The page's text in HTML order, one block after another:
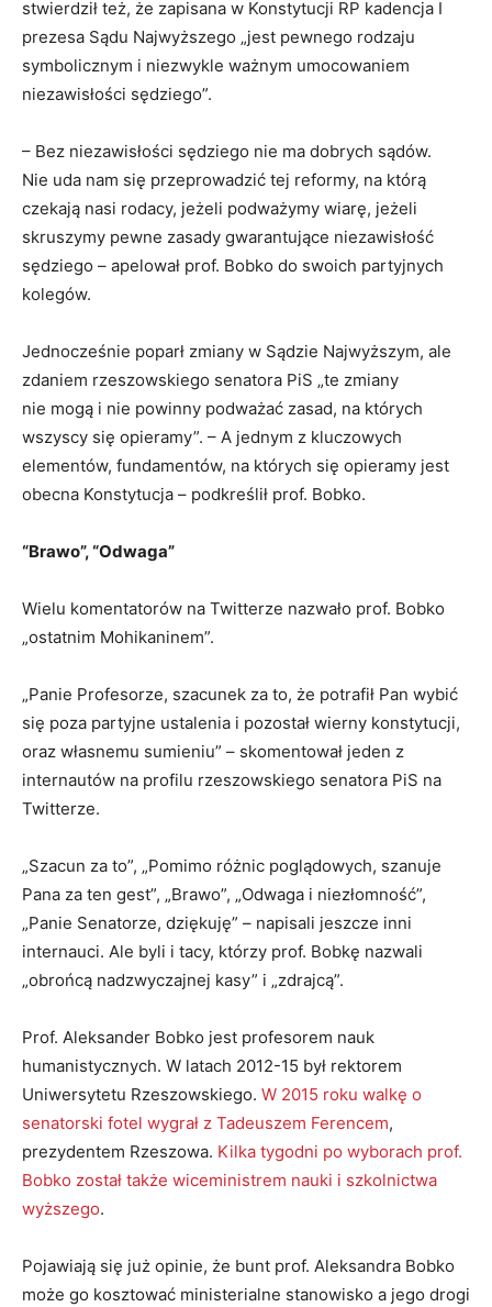
stwierdził też, że zapisana w Konstytucji RP kadencja I
prezesa Sądu Najwyższego „jest pewnego rodzaju
symbolicznym i niezwykle ważnym umocowaniem
niezawisłości sędziego”.
– Bez niezawisłości sędziego nie ma dobrych sądów.
Nie uda nam się przeprowadzić tej reformy, na którą
czekają nasi rodacy, jeżeli podważymy wiarę, jeżeli
skruszymy pewne zasady gwarantujące niezawisłość
sędziego – apelował prof. Bobko do swoich partyjnych
kolegów.
Jednocześnie poparł zmiany w Sądzie Najwyższym, ale
zdaniem rzeszowskiego senatora PiS „te zmiany
nie mogą i nie powinny podważać zasad, na których
wszyscy się opieramy”. – A jednym z kluczowych
elementów, fundamentów, na których się opieramy jest
obecna Konstytucja – podkreślił prof. Bobko.
“Brawo”, “Odwaga”
Wielu komentatorów na Twitterze nazwało prof. Bobko
„ostatnim Mohikaninem”.
„Panie Profesorze, szacunek za to, że potrafił Pan wybić
się poza partyjne ustalenia i pozostał wierny konstytucji,
oraz własnemu sumieniu” – skomentował jeden z
internautów na profilu rzeszowskiego senatora PiS na
Twitterze.
„Szacun za to”, „Pomimo różnic poglądowych, szanuje
Pana za ten gest”, „Brawo”, „Odwaga i niezłomność”,
„Panie Senatorze, dziękuję” – napisali jeszcze inni
internauci. Ale byli i tacy, którzy prof. Bobkę nazwali
„obrońcą nadzwyczajnej kasy” i „zdrajcą”.
Prof. Aleksander Bobko jest profesorem nauk
humanistycznych. W latach 2012-15 był rektorem
Uniwersytetu Rzeszowskiego. W 2015 roku walkę o
senatorski fotel wygrał z Tadeuszem Ferencem,
prezydentem Rzeszowa. Kilka tygodni po wyborach prof.
Bobko został także wiceministrem nauki i szkolnictwa
wyższego.
Pojawiają się już opinie, że bunt prof. Aleksandra Bobko
może go kosztować ministerialne stanowisko a jego drogi